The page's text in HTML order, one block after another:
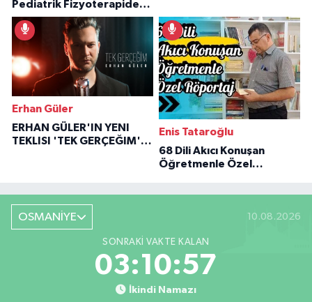
Pediatrik Fizyoterapiden
İlham Veren Hikâyeler
Erhan Güler
ERHAN GÜLER'IN YENI
TEKLISI 'TEK GERÇEĞIM'LE
Enis Tataroğlu
68 Dili Akıcı Konuşan
Öğretmenle Özel
OSMANİYE 10.08.2026
SONRAKI VAKTE KALAN
03:10:56
İkindi Namazı